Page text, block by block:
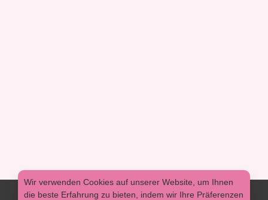
Wir verwenden Cookies auf unserer Website, um Ihnen
die beste Erfahrung zu bieten, indem wir Ihre Präferenzen